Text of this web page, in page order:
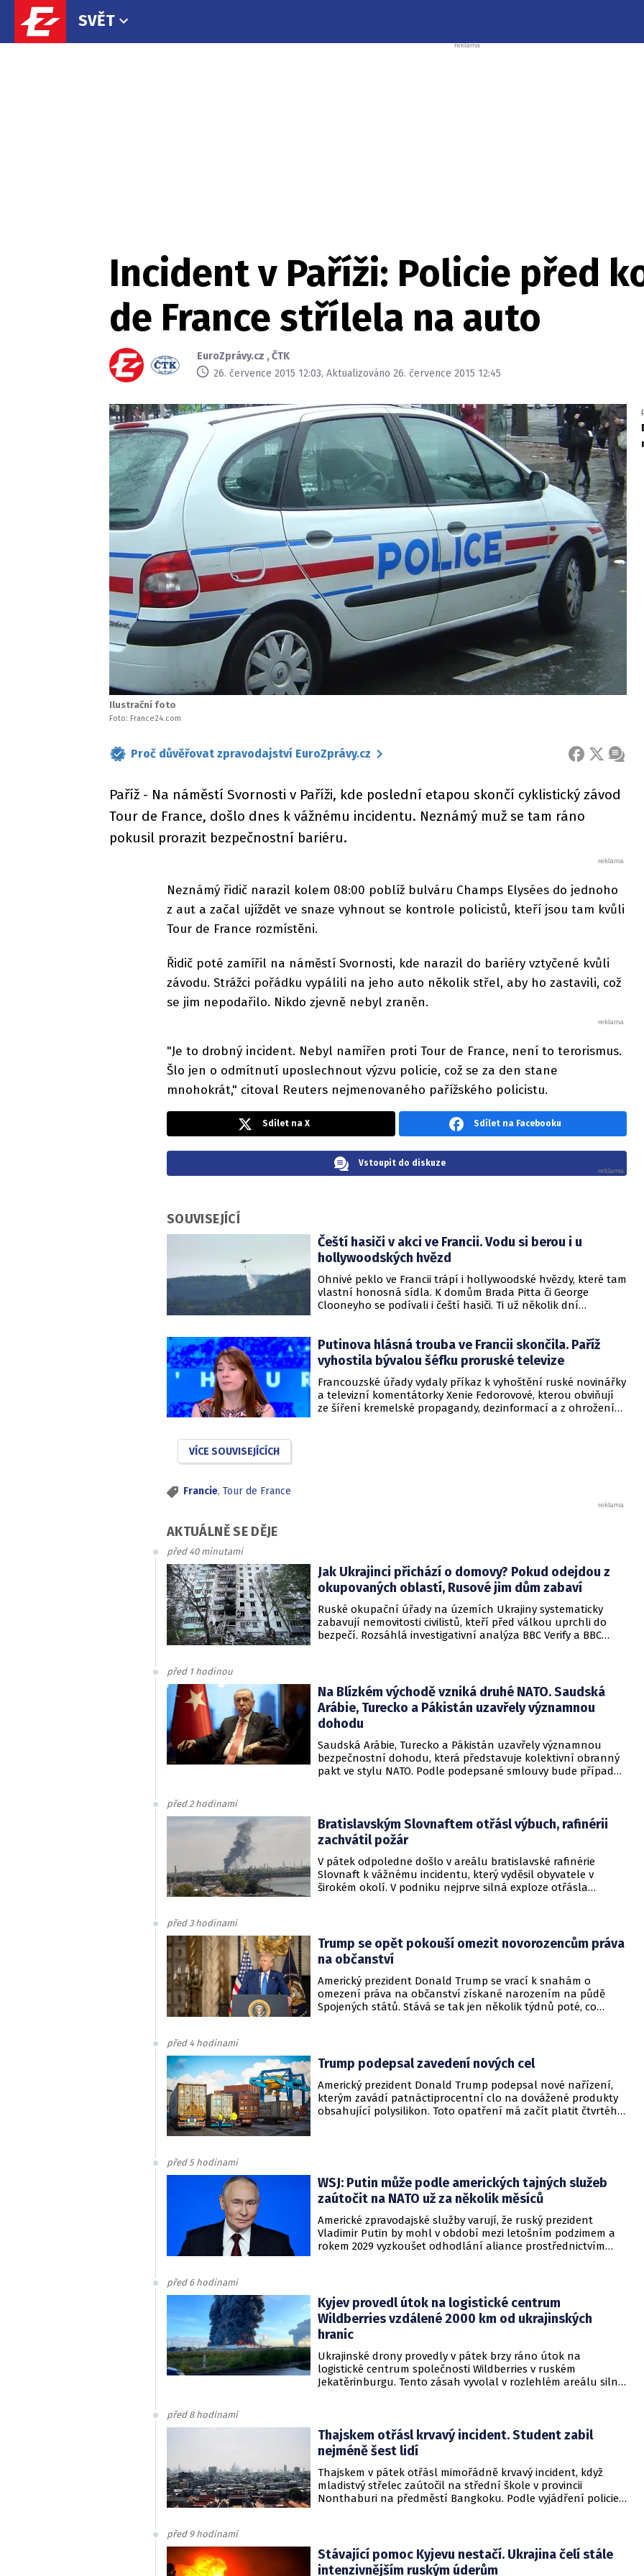
SVĚT
Incident v Paříži: Policie před
de France střílela na auto
EuroZprávy.cz ,ČTK
26. července 2015 12:03, Aktualizováno 26. července 2015 12:45
Ilustrační foto
Foto: France24.com
Proč důvěřovat zpravodajství EuroZprávy.cz FACEBOOK
X
Paříž - Na náměstí Svornosti v Paříži, kde poslední etapou skončí cyklistický závod
Tour de France, došlo dnes k vážnému incidentu. Neznámý muž se tam ráno
pokusil prorazit bezpečnostní bariéru.
Neznámý řidič narazil kolem 08:00 poblíž bulváru Champs Elysées do jednoho
z aut a začal ujíždět ve snaze vyhnout se kontrole policistů, kteří jsou tam kvůli
Tour de France rozmístěni.
Řidič poté zamířil na náměstí Svornosti, kde narazil do bariéry vztyčené kvůli
závodu. Strážci pořádku vypálili na jeho auto několik střel, aby ho zastavili, což
se jim nepodařilo. Nikdo zjevně nebyl zraněn.
"Je to drobný incident. Nebyl namířen proti Tour de France, není to terorismus.
Šlo jen o odmítnutí uposlechnout výzvu policie, což se za den stane
mnohokrát," citoval Reuters nejmenovaného pařížského policistu.
Sdílet na X Sdílet na Facebooku
Vstoupit do diskuze
SOUVISEJÍCÍ
Čeští hasiči v akci ve Francii. Vodu si berou i u
hollywoodských hvězd
Ohnivé peklo ve Francii trápí i hollywoodské hvězdy, které tam
vlastní honosná sídla. K domům Brada Pitta či George
Clooneyho se podívali i čeští hasiči. Ti už několik dní
Putinova hlásná trouba ve Francii skončila. Paříž
vyhostila bývalou šéfku proruské televize
Francouzské úřady vydaly příkaz k vyhoštění ruské novinářky
a televizní komentátorky Xenie Fedorovové, kterou obviňují
ze šíření kremelské propagandy, dezinformací a z ohrožení
VÍCE SOUVISEJÍCÍCH
Francie, Tour de France
AKTUÁLNĚ SE DĚJE
před 40 minutami
Jak Ukrajinci přichází o domovy? Pokud odejdou z
okupovaných oblastí, Rusové jim dům zabaví
Ruské okupační úřady na územích Ukrajiny systematicky
zabavují nemovitosti civilistů, kteří před válkou uprchli do
bezpečí. Rozsáhlá investigativní analýza BBC Verify a BBC
před 1 hodinou
Na Blízkém východě vzniká druhé NATO. Saudská
Arábie, Turecko a Pákistán uzavřely významnou
dohodu
Saudská Arábie, Turecko a Pákistán uzavřely významnou
bezpečnostní dohodu, která představuje kolektivní obranný
pakt ve stylu NATO. Podle podepsané smlouvy bude případný
před 2 hodinami
Bratislavským Slovnaftem otřásl výbuch, rafinérii
zachvátil požár
V pátek odpoledne došlo v areálu bratislavské rafinérie
Slovnaft k vážnému incidentu, který vyděsil obyvatele v
širokém okolí. V podniku nejprve silná exploze otřásla
před 3 hodinami
Trump se opět pokouší omezit novorozencům práva
na občanství
Americký prezident Donald Trump se vrací k snahám o
omezení práva na občanství získané narozením na půdě
Spojených států. Stává se tak jen několik týdnů poté, co
před 4 hodinami
Trump podepsal zavedení nových cel
Americký prezident Donald Trump podepsal nové nařízení,
kterým zavádí patnáctiprocentní clo na dovážené produkty
obsahující polysilikon. Toto opatření má začít platit čtvrtého
před 5 hodinami
WSJ: Putin může podle amerických tajných služeb
zaútočit na NATO už za několik měsíců
Americké zpravodajské služby varují, že ruský prezident
Vladimir Putin by mohl v období mezi letošním podzimem a
rokem 2029 vyzkoušet odhodlání aliance prostřednictvím
přicházejí v době, kdy Moskva čelí rostoucímu tlaku kvůli
situaci na ukrajinské frontě. Masivní škody, které ukrajinské
drony způsobují ruskému zázemí, totiž Kreml zahnaly do
kouta.
před 6 hodinami
Kyjev provedl útok na logistické centrum
Wildberries vzdálené 2000 km od ukrajinských
hranic
Ukrajinské drony provedly v pátek brzy ráno útok na
logistické centrum společnosti Wildberries v ruském
Jekatěrinburgu. Tento zásah vyvolal v rozlehlém areálu silný
RWB, který řídí veškeré logistické operace.
před 8 hodinami
Thajskem otřásl krvavý incident. Student zabil
nejméně šest lidí
Thajskem v pátek otřásl mimořádně krvavý incident, když
mladistvý střelec zaútočil na střední škole v provincii
Nonthaburi na předměstí Bangkoku. Podle vyjádření policie
před 9 hodinami
Stávající pomoc Kyjevu nestačí. Ukrajina čelí stále
intenzivnějším ruským úderům